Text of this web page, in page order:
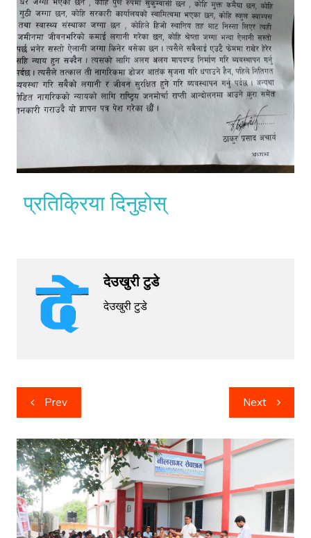
प्रतिक्रिया दिनुहोस्
देउखुरी टुडे
देउखुरी टुडे
Post
navigation
Prev Next